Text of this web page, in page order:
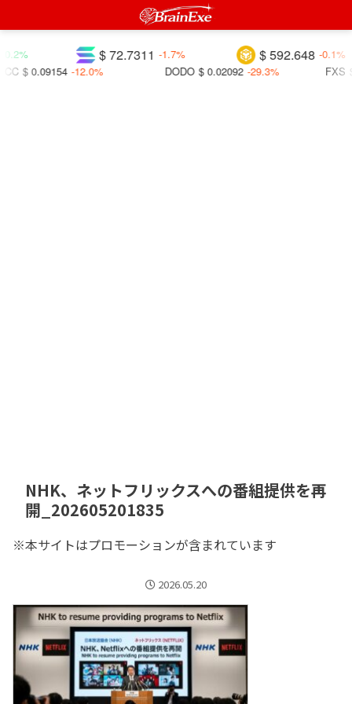
$ 592.648 -0.1%
$ 72.7311 -1.7%
FXS
DODO $ 0.02092 -29.3%
$ 0.09154 -12.0%
NHK、ネットフリックスへの番組提供を再
開_202605201835
※本サイトはプロモーションが含まれています
2026.05.20